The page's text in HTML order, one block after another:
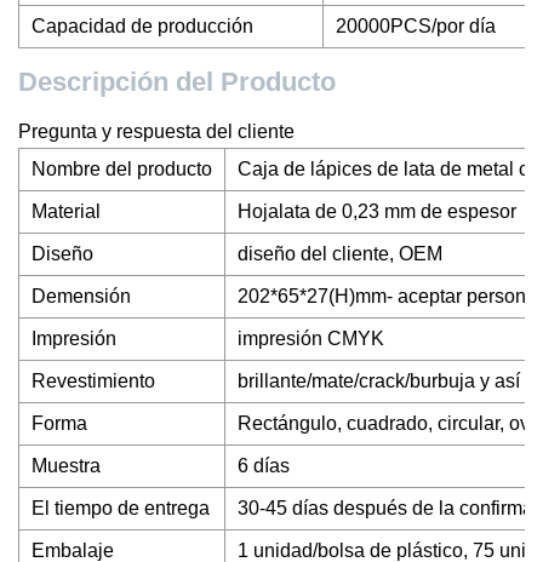
Capacidad de producción 20000PCS/por día
Descripción del Producto
Pregunta y respuesta del cliente
Nombre del producto
Caja de lápices de lata de metal
Material Hojalata de 0,23 mm de espesor
Diseño diseño del cliente, OEM
Demensión 202*65*27(H)mm- aceptar
Impresión impresión CMYK
Revestimiento brillante/mate/crack/burbuja y así
Forma Rectángulo, cuadrado, circular,
Muestra 6 días
El tiempo de entrega 30-45 días después de la
Embalaje 1 unidad/bolsa de plástico, 75